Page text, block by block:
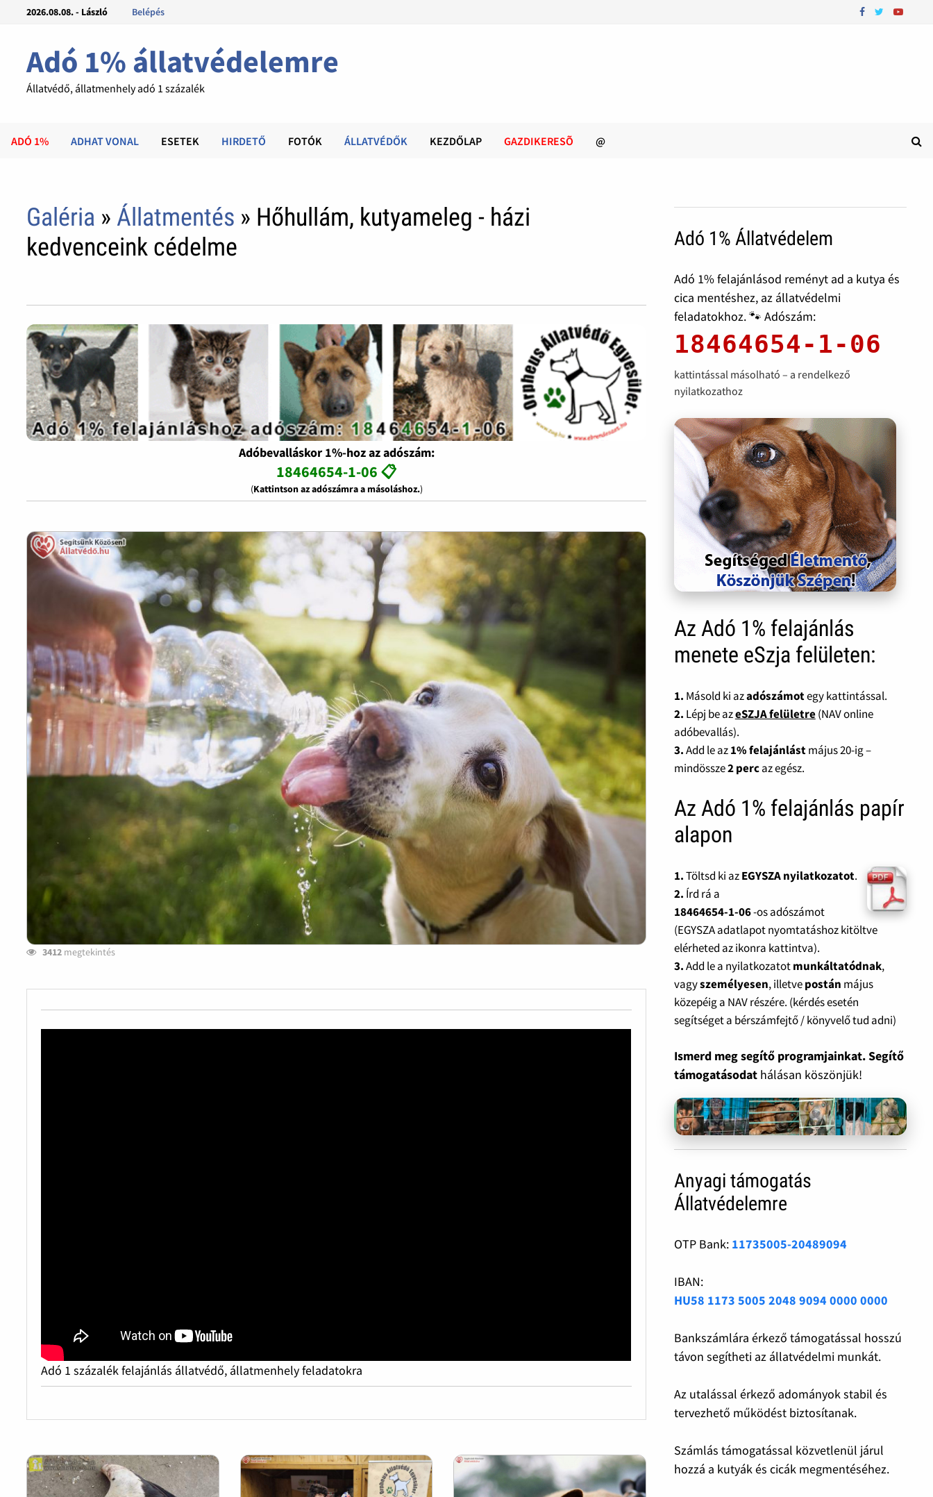
2026.08.08. - László Belépés
Adó 1% állatvédelemre
Állatvédő, állatmenhely adó 1 százalék
ADÓ 1% ADHAT VONAL ESETEK HIRDETŐ FOTÓK ÁLLATVÉDŐK KEZDŐLAP GAZDIKERESÕ @
Galéria » Állatmentés » Hőhullám, kutyameleg - házi
kedvenceink cédelme
Adóbevalláskor 1%-hoz az adószám:
18464654-1-06 📋
(Kattintson az adószámra a másoláshoz.)
3412 megtekintés
Adó 1 százalék felajánlás állatvédő, állatmenhely feladatokra
Adó 1% Állatvédelem
Adó 1% felajánlásod reményt ad a kutya és
cica mentéshez, az állatvédelmi
feladatokhoz. 🐾 Adószám:
18464654-1-06
kattintással másolható – a rendelkező
nyilatkozathoz
Az Adó 1% felajánlás
menete eSzja felületen:
1. Másold ki azadószámotegy kattintással.
2. Lépj be azeSZJA felületre(NAV online
adóbevallás).
3.Add le az1% felajánlástmájus 20-ig –
mindössze2 percaz egész.
Az Adó 1% felajánlás papír
alapon
1.Töltsd ki azEGYSZA nyilatkozatot.
2. Írd rá a
18464654-1-06-os adószámot
(EGYSZA adatlapot nyomtatáshoz kitöltve
elérheted az ikonra kattintva).
3.Add le a nyilatkozatotmunkáltatódnak,
vagyszemélyesen, illetvepostán május
közepéig a NAV részére. (kérdés esetén
segítséget a bérszámfejtő / könyvelő tud adni)
Ismerd meg segítő programjainkat. Segítő
támogatásodat hálásan köszönjük!
Anyagi támogatás
Állatvédelemre
OTP Bank: 11735005-20489094
IBAN:
HU58 1173 5005 2048 9094 0000 0000
Bankszámlára érkező támogatással hosszú
távon segítheti az állatvédelmi munkát.
Az utalással érkező adományok stabil és
tervezhető működést biztosítanak.
Számlás támogatással közvetlenül járul
hozzá a kutyák és cicák megmentéséhez.